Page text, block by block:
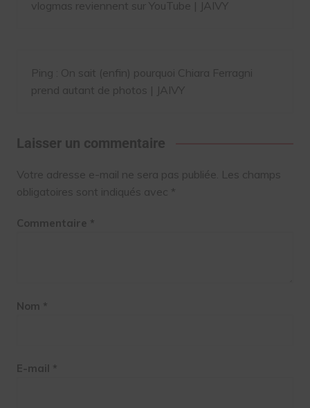
vlogmas reviennent sur YouTube | JAIVY
Ping : On sait (enfin) pourquoi Chiara Ferragni
prend autant de photos | JAIVY
Laisser un commentaire
Votre adresse e-mail ne sera pas publiée. Les champs
obligatoires sont indiqués avec *
Commentaire *
Nom *
E-mail *